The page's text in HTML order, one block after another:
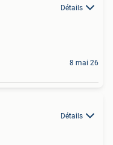
Détails
8 mai 26
Détails